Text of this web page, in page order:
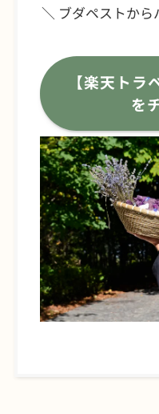
＼ ブダペストか
【楽天トラ
を